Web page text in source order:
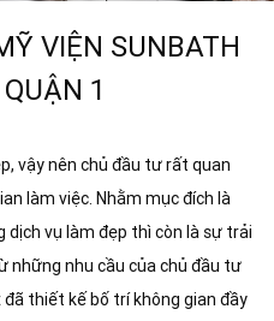
VIỆN SUNBATH
1
vậy nên chủ đầu tư rất quan
làm việc. Nhằm mục đích là
dịch vụ làm đẹp thì còn là sự trải
những nhu cầu của chủ đầu tư
thiết kế bố trí không gian đầy